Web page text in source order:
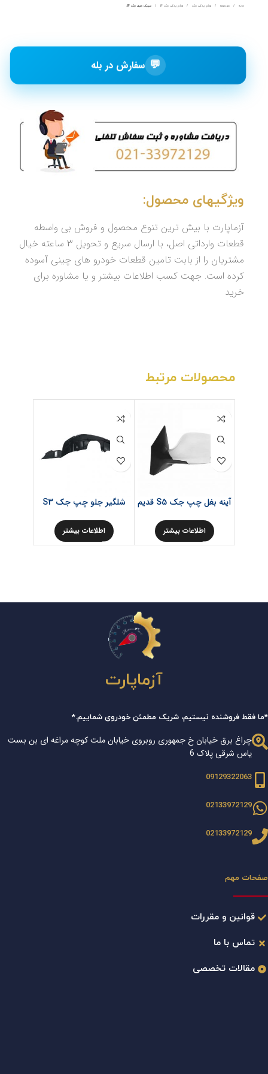
خانه خودروها لوازم یدکی جک لوازم یدکی جک j4 سیبک طبق جک J4
💬 سفارش در بله
ویژگیهای محصول:
آزماپارت با بیش ترین تنوع محصول و فروش بی واسطه
قطعات وارداتی اصل، با ارسال سریع و تحویل 3 ساعته خیال
مشتریان را از بابت تامین قطعات خودرو های چینی آسوده
کرده است. جهت کسب اطلاعات بیشتر و یا مشاوره برای
خرید
محصولات مرتبط
آینه بغل چپ جک S5 قدیم
اطلاعات بیشتر
شلگیر جلو چپ جک S3
اطلاعات بیشتر
آزماپارت
*ما فقط فروشنده نیستیم، شریک مطمئن خودروی شماییم.*
چراغ برق خیابان خ جمهوری روبروی خیابان ملت کوچه مراغه ای بن بست
یاس شرقی پلاک 6
09129322063
02133972129
02133972129
صفحات مهم
قوانین و مقررات
تماس با ما
مقالات تخصصی